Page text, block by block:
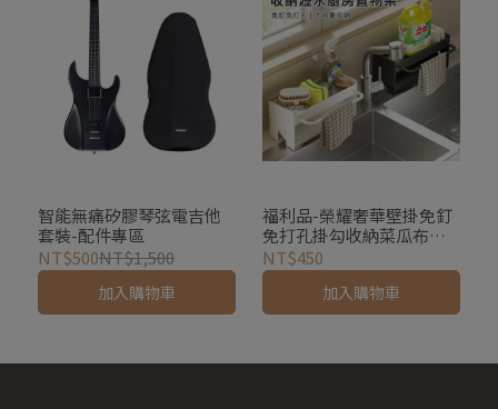
智能無痛矽膠琴弦電吉他
套裝-配件專區
NT$500NT$1,500
加入購物車
福利品-榮耀奢華壁掛免釘
免打孔掛勾收納菜瓜布瀝
水洗碗精收納廚房置物架
(浴室收納 掛架 掛勾 毛巾
架 浴室置物架)
NT$450
加入購物車